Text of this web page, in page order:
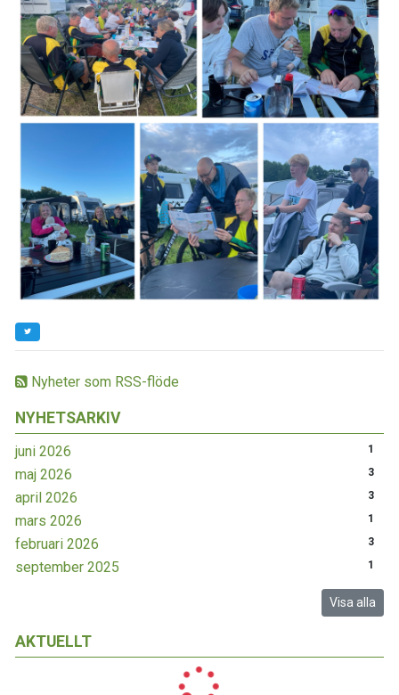
Nyheter som RSS-flöde
NYHETSARKIV
juni 2026 1
maj 2026 3
april 2026 3
mars 2026 1
februari 2026 3
september 2025 1
Visa alla
AKTUELLT